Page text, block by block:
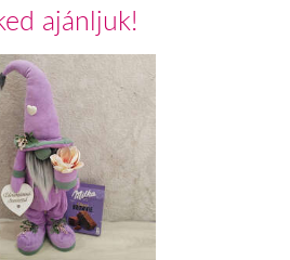
ajánljuk!